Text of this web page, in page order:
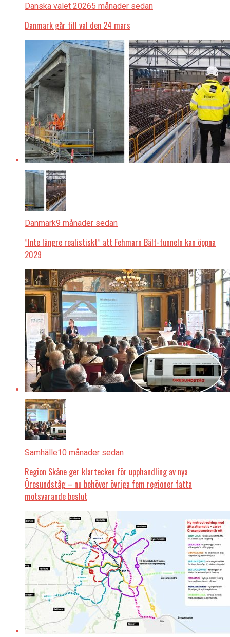
Danska valet 20265 månader sedan
Danmark går till val den 24 mars
Danmark9 månader sedan
”Inte längre realistiskt” att Fehmarn Bält-tunneln kan öppna
2029
Samhälle10 månader sedan
Region Skåne ger klartecken för upphandling av nya
Öresundståg – nu behöver övriga fem regioner fatta
motsvarande beslut